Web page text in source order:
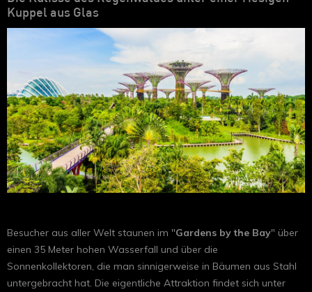
Kuppel aus Glas
Besucher aus aller Welt staunen im "Gardens by the Bay" über
einen 35 Meter hohen Wasserfall und über die
Sonnenkollektoren, die man sinnigerweise in Bäumen aus Stahl
untergebracht hat. Die eigentliche Attraktion findet sich unter